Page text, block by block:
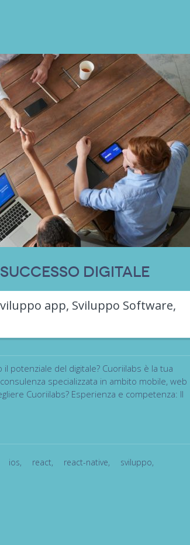
digitale
app, Sviluppo Software,
potenziale del digitale? Cuoriilabs è la tua
specializzata in ambito mobile, web
Cuoriilabs? Esperienza e competenza: Il
ios, react, react-native, sviluppo,